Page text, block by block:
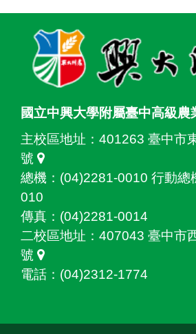
國立中興大學附屬臺中高級農
主校區地址： 401263 臺中市
號
總機：(04)2281-0010 行動總
010
傳真：(04)2281-0014
二校區地址： 407043 臺中市
號
電話：(04)2312-1774